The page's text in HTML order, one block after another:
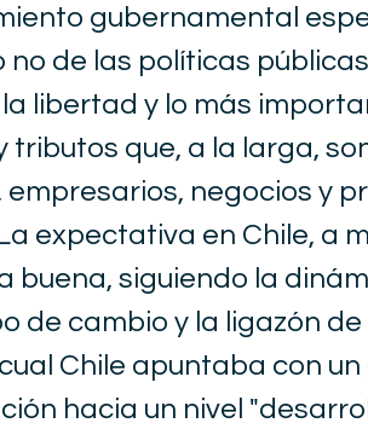
gubernamental
no de las políticas
libertad y lo más
tributos que, a la larga,
empresarios, negocios y
expectativa en Chile, a
buena, siguiendo la
de cambio y la ligazón
Chile apuntaba con
hacia un nivel